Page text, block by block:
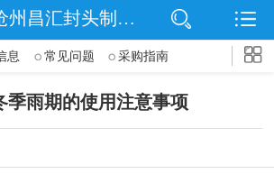
网站首页
信息动态
沧州昌汇封头制造有限公司
息 常见问题 采购指南
季雨期的使用注意事项